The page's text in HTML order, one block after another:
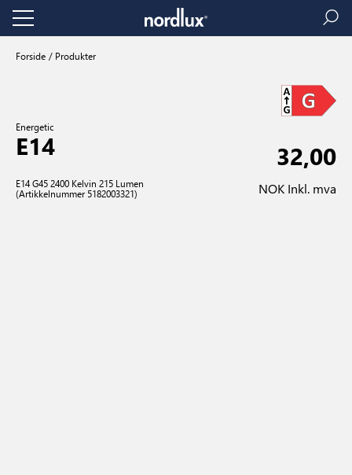
Forside Produkter
Energetic
E14
E14 G45 2400 Kelvin 215 Lumen
(Artikkelnummer 5182003321)
32,00
NOK Inkl. mva